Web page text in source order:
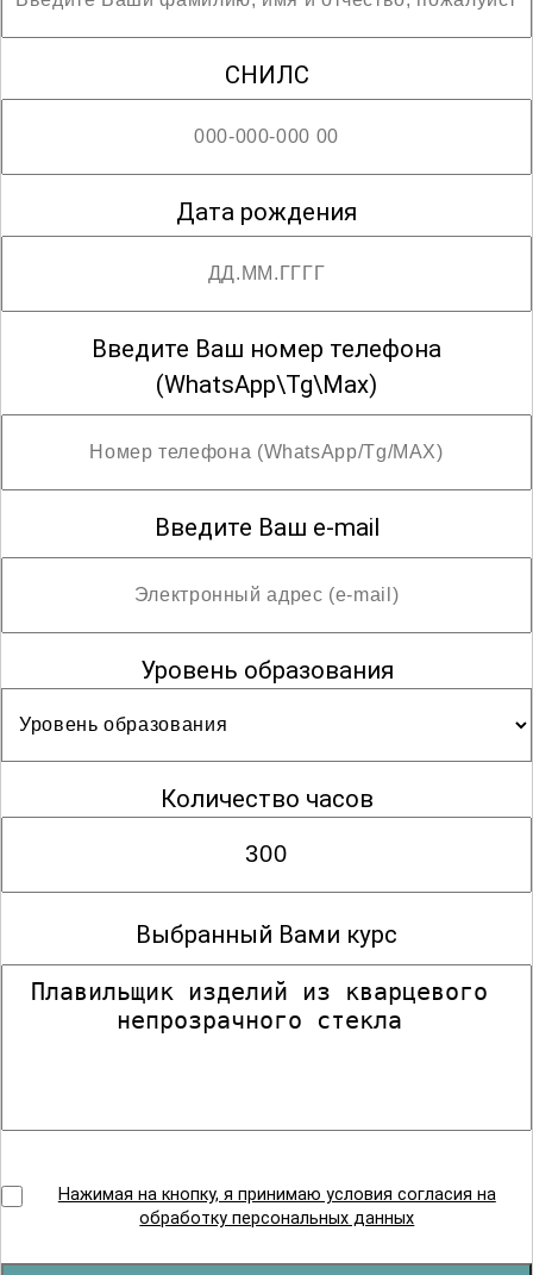
незаменимым для всех, кто стремится
к профессиональному развитию в
данной области.
СНИЛС
Дата рождения
Введите Ваш номер телефона
(WhatsApp\Tg\Max)
Введите Ваш e-mail
Уровень образования
Количество часов
Выбранный Вами курс
Нажимая на кнопку, я принимаю условия согласия на
обработку персональных данных